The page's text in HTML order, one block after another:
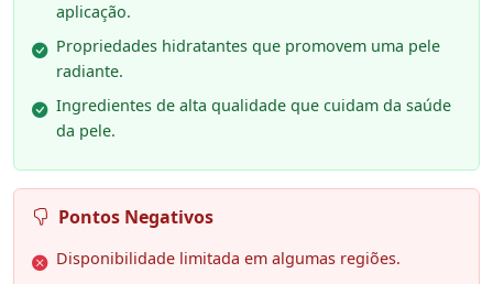
aplicação.
Propriedades hidratantes que promovem uma pele
radiante.
Ingredientes de alta qualidade que cuidam da saúde
da pele.
Pontos Negativos
Disponibilidade limitada em algumas regiões.